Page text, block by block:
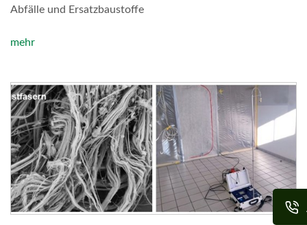
Abfälle und Ersatzbaustoffe
mehr